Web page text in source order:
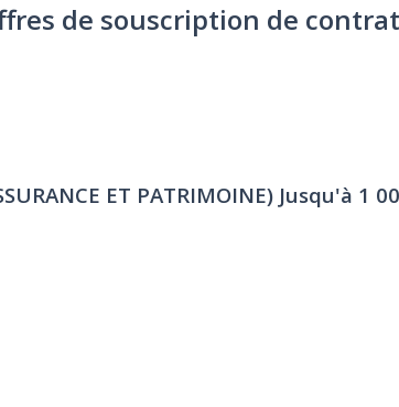
de souscription de
ET PATRIMOINE) Jusqu'à 1